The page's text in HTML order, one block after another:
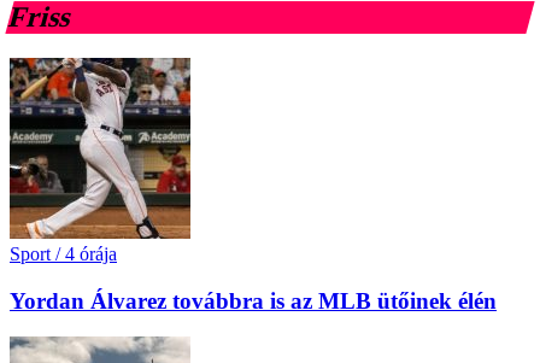
Friss
Sport / 4 órája
Yordan Álvarez továbbra is az MLB ütőinek élén